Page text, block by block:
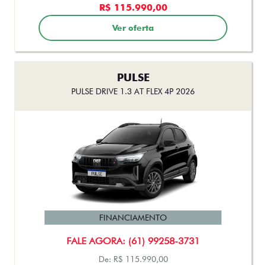
R$ 115.990,00
Ver oferta
PULSE
PULSE DRIVE 1.3 AT FLEX 4P 2026
FALE AGORA: (61) 99258-3731
FINANCIAMENTO
De: R$ 115.990,00